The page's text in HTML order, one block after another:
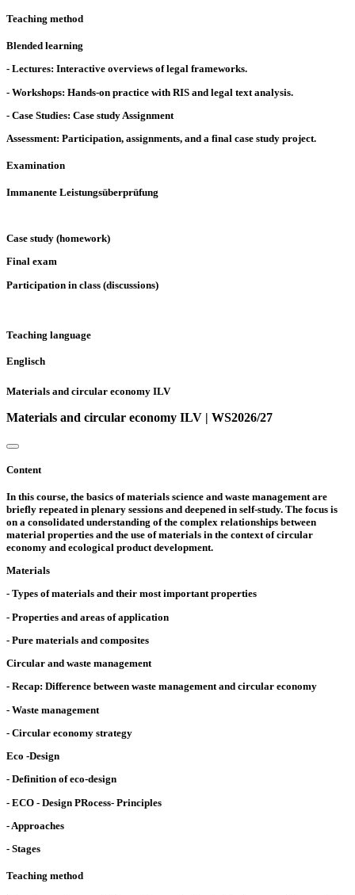
Teaching method
Blended learning
- Lectures: Interactive overviews of legal frameworks.
- Workshops: Hands-on practice with RIS and legal text analysis.
- Case Studies: Case study Assignment
Assessment: Participation, assignments, and a final case study project.
Examination
Immanente Leistungsüberprüfung
Case study (homework)
Final exam
Participation in class (discussions)
Teaching language
Englisch
Materials and circular economy ILV
Materials and circular economy ILV | WS2026/27
Content
In this course, the basics of materials science and waste management are
briefly repeated in plenary sessions and deepened in self-study. The focus is
on a consolidated understanding of the complex relationships between
material properties and the use of materials in the context of circular
economy and ecological product development.
Materials
- Types of materials and their most important properties
- Properties and areas of application
- Pure materials and composites
Circular and waste management
- Recap: Difference between waste management and circular economy
- Waste management
- Circular economy strategy
Eco -Design
- Definition of eco-design
- ECO - Design PRocess- Principles
- Approaches
- Stages
Teaching method